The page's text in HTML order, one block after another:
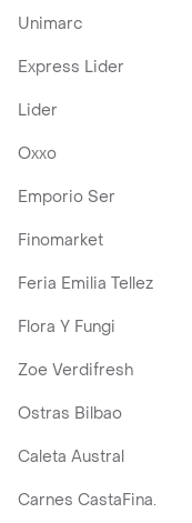
Unimarc
Express Lider
Lider
Oxxo
Emporio Ser
Finomarket
Feria Emilia Tellez
Flora Y Fungi
Zoe Verdifresh
Ostras Bilbao
Caleta Austral
Carnes CastaFina.